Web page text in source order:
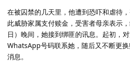
在被囚禁的几天里，他遭到恐吓和虐待
此威胁家属支付赎金，受害者母亲表示
日）晚间，她接到绑匪的讯息。起初，
WhatsApp号码联系她，随后又不断更
消息。